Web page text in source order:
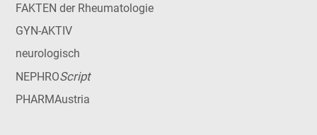
FAKTEN der Rheumatologie
GYN-AKTIV
neurologisch
NEPHROScript
PHARMAustria